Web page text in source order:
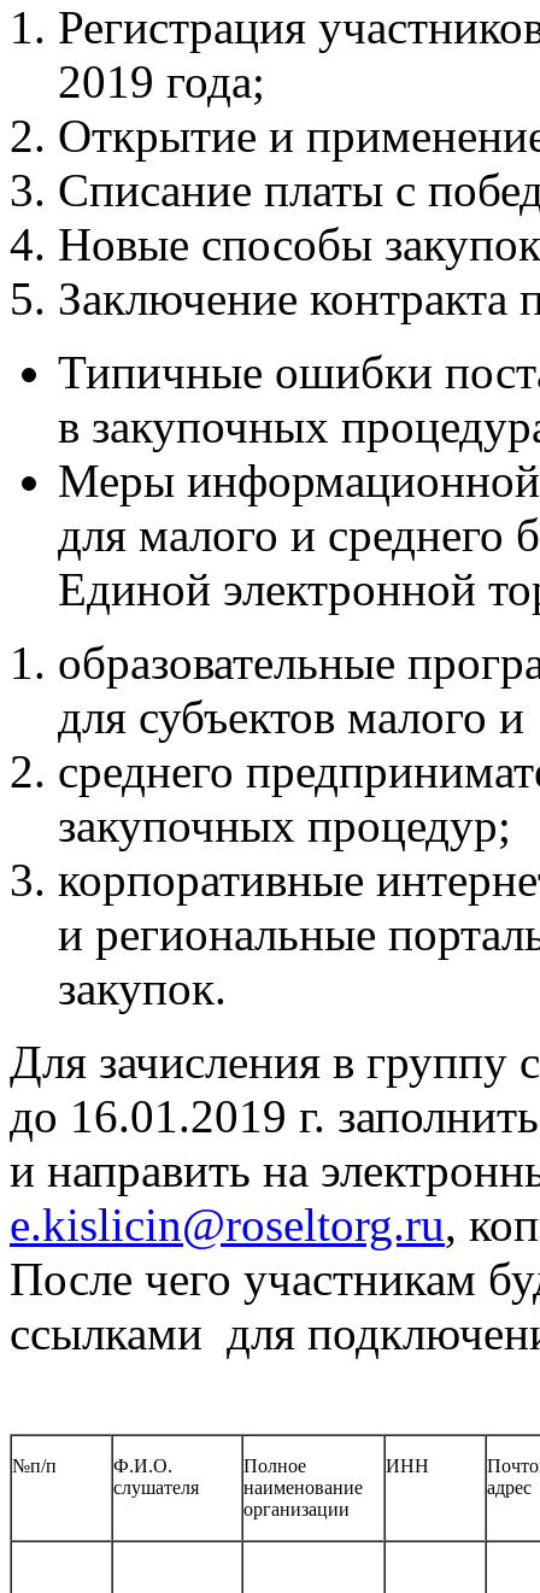
Регистрация
2019 года;
Открытие и
Списание платы с
Новые способы
Заключение
Типичные ошибки
в закупочных
Меры информационной
для малого и среднего
Единой электронной
образовательные
для субъектов малого и
среднего
закупочных процедур;
корпоративные
и региональные
закупок.
Для зачисления в группу
до 16.01.2019 г.
и направить на
e.kislicin@roseltorg.ru,
После чего участникам
ссылками для
№п/п
Ф.И.О.
слушателя
Полное
наименование
организации
ИНН
адрес